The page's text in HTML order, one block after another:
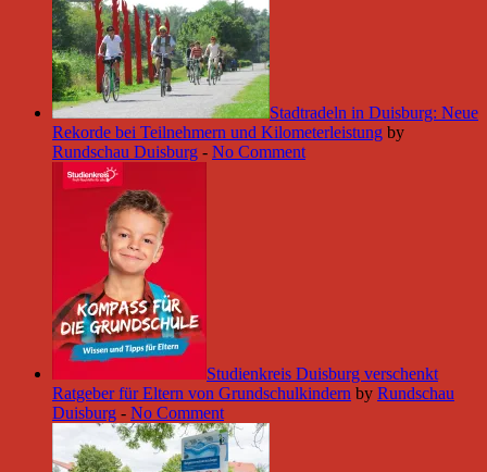
Stadtradeln in Duisburg: Neue
Rekorde bei Teilnehmern und Kilometerleistung by
Rundschau Duisburg - No Comment
Studienkreis Duisburg verschenkt
Ratgeber für Eltern von Grundschulkindern by Rundschau
Duisburg - No Comment